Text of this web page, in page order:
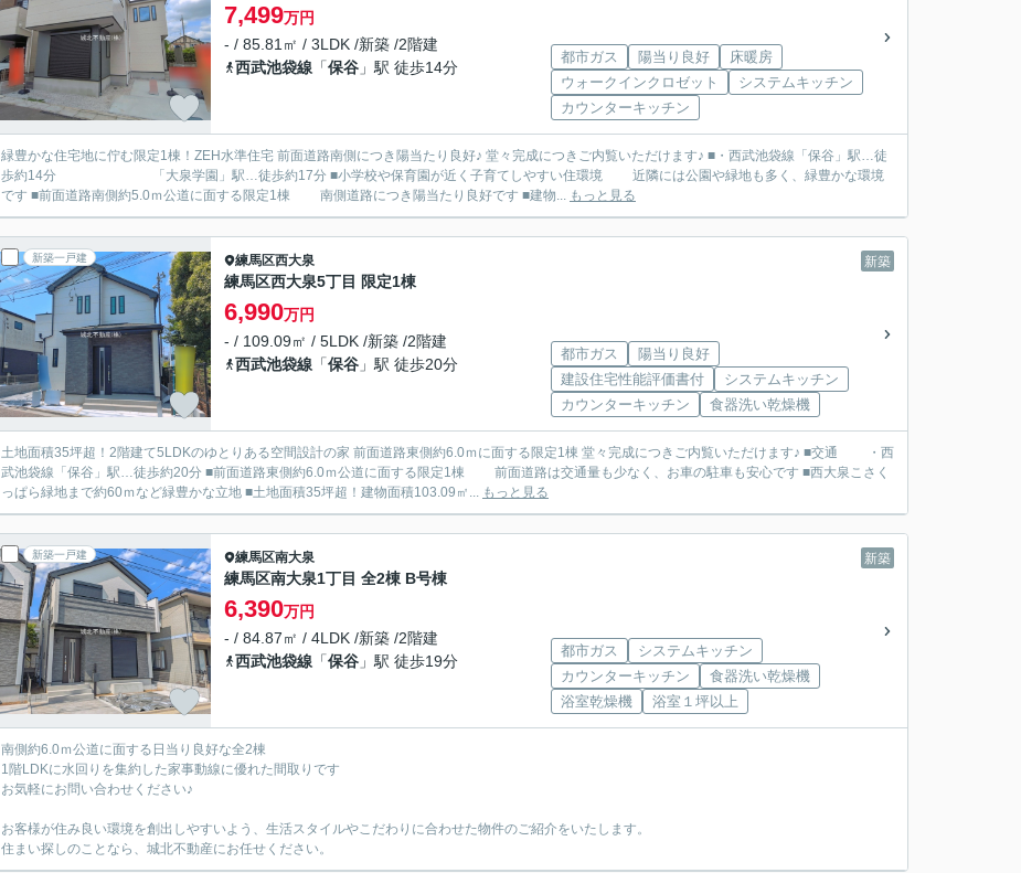
7,499万円
- / 85.81㎡ / 3LDK /新築 /2階建
西武池袋線 「保谷 」駅 徒歩14分
都市ガス 陽当り良好
床暖房
ウォークインクロゼット
システムキッチン
カウンターキッチン
緑豊かな住宅地に佇む限定1棟！ZEH水準住宅 前面道路南側につき陽当たり良好♪ 堂々完成につきご内覧いただけます♪ ■・西武池袋線「保谷」駅…徒
歩約14分 「大泉学園」駅…徒歩約17分 ■小学校や保育園が近く子育てしやすい住環境 近隣には公園や緑地も多く、緑豊かな環境
です ■前面道路南側約5.0ｍ公道に面する限定1棟 南側道路につき陽当たり良好です ■建物... もっと見る
新築一戸建 新築
練馬区西大泉
練馬区西大泉5丁目 限定1棟
6,990万円
- / 109.09㎡ / 5LDK /新築 /2階建
西武池袋線 「保谷 」駅 徒歩20分
都市ガス
陽当り良好
建設住宅性能評価書付
システムキッチン
カウンターキッチン
食器洗い乾燥機
土地面積35坪超！2階建て5LDKのゆとりある空間設計の家 前面道路東側約6.0ｍに面する限定1棟 堂々完成につきご内覧いただけます♪ ■交通 ・西
武池袋線「保谷」駅…徒歩約20分 ■前面道路東側約6.0ｍ公道に面する限定1棟 前面道路は交通量も少なく、お車の駐車も安心です ■西大泉こさく
っぱら緑地まで約60ｍなど緑豊かな立地 ■土地面積35坪超！建物面積103.09㎡... もっと見る
新築一戸建 新築
練馬区南大泉
練馬区南大泉1丁目 全2棟 B号棟
6,390万円
- / 84.87㎡ / 4LDK /新築 /2階建
西武池袋線 「保谷 」駅 徒歩19分
都市ガス
システムキッチン
カウンターキッチン
食器洗い乾燥機
浴室乾燥機
浴室１坪以上
南側約6.0ｍ公道に面する日当り良好な全2棟
1階LDKに水回りを集約した家事動線に優れた間取りです
お気軽にお問い合わせください♪
お客様が住み良い環境を創出しやすいよう、生活スタイルやこだわりに合わせた物件のご紹介をいたします。
住まい探しのことなら、城北不動産にお任せください。